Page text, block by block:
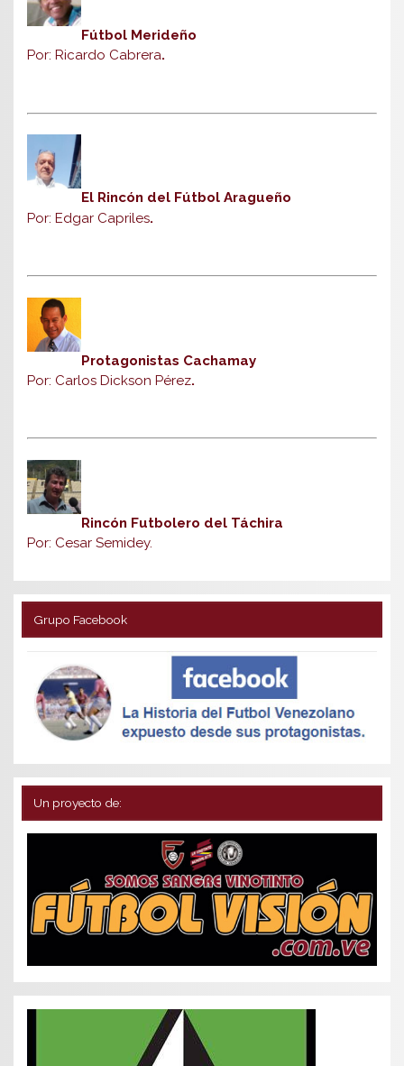
Fútbol Merideño
Por: Ricardo Cabrera.
El Rincón del Fútbol Aragueño
Por: Edgar Capriles.
Protagonistas Cachamay
Por: Carlos Dickson Pérez.
Rincón Futbolero del Táchira
Por: Cesar Semidey.
Grupo Facebook
Un proyecto de: